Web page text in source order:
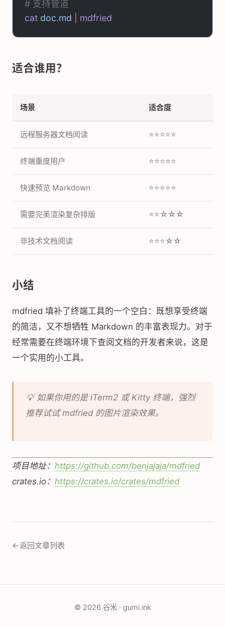
# 支持管道
cat doc.md mdfried
适合谁用？
场景 适合度
远程服务器文档阅读 ⭐⭐⭐⭐⭐
终端重度用户 ⭐⭐⭐⭐⭐
快速预览 Markdown ⭐⭐⭐⭐⭐
需要完美渲染复杂排版 ⭐⭐☆☆☆
非技术文档阅读 ⭐⭐⭐☆☆
小结
mdfried 填补了终端工具的一个空白：既想享受终端
的简洁，又不想牺牲 Markdown 的丰富表现力。对于
经常需要在终端环境下查阅文档的开发者来说，这是
一个实用的小工具。
💡 如果你用的是 iTerm2 或 Kitty 终端，强烈
推荐试试 mdfried 的图片渲染效果。
项目地址： https://github.com/benjajaja/mdfried
crates.io： https://crates.io/crates/mdfried
←返回文章列表
© 2026 谷米 · gumi.ink